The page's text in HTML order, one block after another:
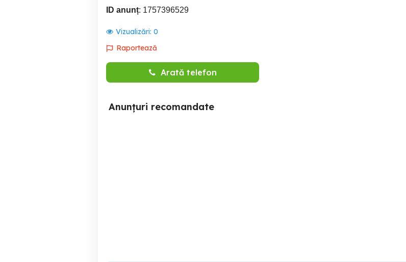
ID anunț: 1757396529
Vizualizări: 0
Raportează
Arată telefon
Anunțuri recomandate